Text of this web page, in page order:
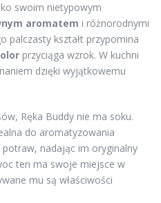
swoim nietypowym
aromatem i różnorodnymi
palczasty kształt przypomina
przyciąga wzrok. W kuchni
dzięki wyjątkowemu
Ręka Buddy nie ma soku.
do aromatyzowania
nadając im oryginalny
ten ma swoje miejsce w
mu są właściwości